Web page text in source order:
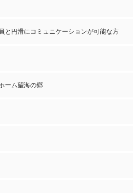
と円滑にコミュニケーションが可能な方
ーム望海の郷